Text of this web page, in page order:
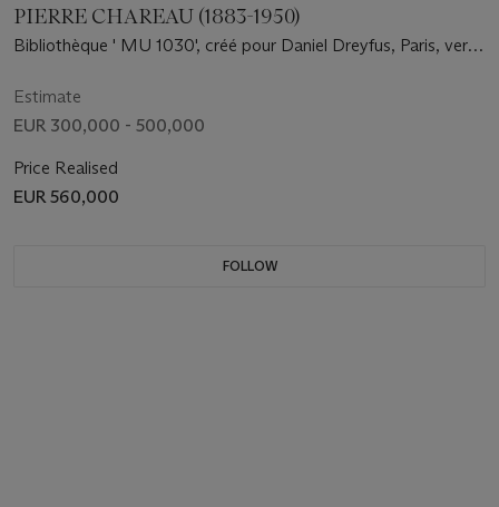
PIERRE CHAREAU (1883-1950)
Bibliothèque ' MU 1030', créé pour Daniel Dreyfus, Paris, vers
Estimate
EUR 300,000 - 500,000
Price Realised
EUR 560,000
FOLLOW